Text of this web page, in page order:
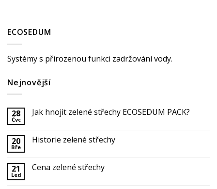
ECOSEDUM
Systémy s přirozenou funkci zadržování vody.
Nejnovější
28
Čvc
Jak hnojit zelené střechy ECOSEDUM PACK?
20
Bře
Historie zelené střechy
21
Led
Cena zelené střechy